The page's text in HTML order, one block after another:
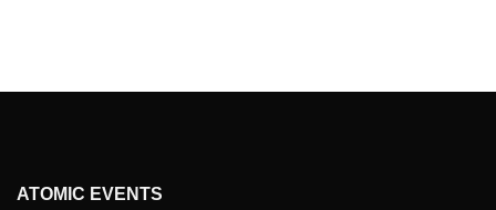
ATOMIC EVENTS